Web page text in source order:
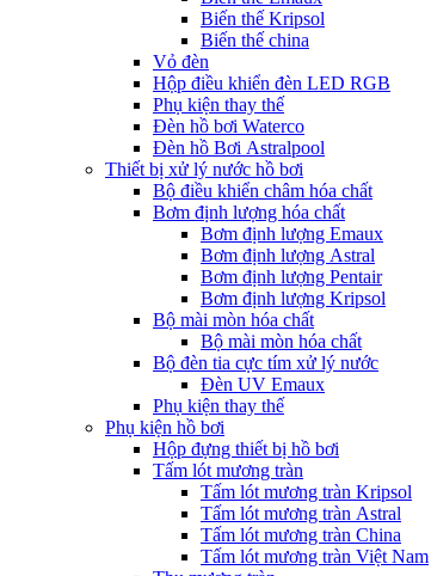
Biến thế Kripsol
Biến thế china
Vỏ đèn
Hộp điều khiển đèn LED RGB
Phụ kiện thay thế
Đèn hồ bơi Waterco
Đèn hồ Bơi Astralpool
Thiết bị xử lý nước hồ bơi
Bộ điều khiển châm hóa chất
Bơm định lượng hóa chất
Bơm định lượng Emaux
Bơm định lượng Astral
Bơm định lượng Pentair
Bơm định lượng Kripsol
Bộ mài mòn hóa chất
Bộ mài mòn hóa chất
Bộ đèn tia cực tím xử lý nước
Đèn UV Emaux
Phụ kiện thay thế
Phụ kiện hồ bơi
Hộp đựng thiết bị hồ bơi
Tấm lót mương tràn
Tấm lót mương tràn Kripsol
Tấm lót mương tràn Astral
Tấm lót mương tràn China
Tấm lót mương tràn Việt Nam